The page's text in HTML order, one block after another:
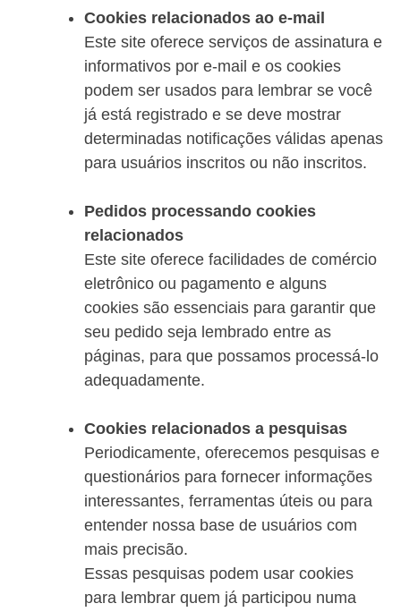
Cookies relacionados ao e-mail
Este site oferece serviços de assinatura e
informativos por e-mail e os cookies
podem ser usados para lembrar se você
já está registrado e se deve mostrar
determinadas notificações válidas apenas
para usuários inscritos ou não inscritos.
Pedidos processando cookies
relacionados
Este site oferece facilidades de comércio
eletrônico ou pagamento e alguns
cookies são essenciais para garantir que
seu pedido seja lembrado entre as
páginas, para que possamos processá-lo
adequadamente.
Cookies relacionados a pesquisas
Periodicamente, oferecemos pesquisas e
questionários para fornecer informações
interessantes, ferramentas úteis ou para
entender nossa base de usuários com
mais precisão.
Essas pesquisas podem usar cookies
para lembrar quem já participou numa